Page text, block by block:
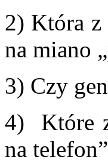
2) Która z
na miano
3) Czy
4) Które z
na